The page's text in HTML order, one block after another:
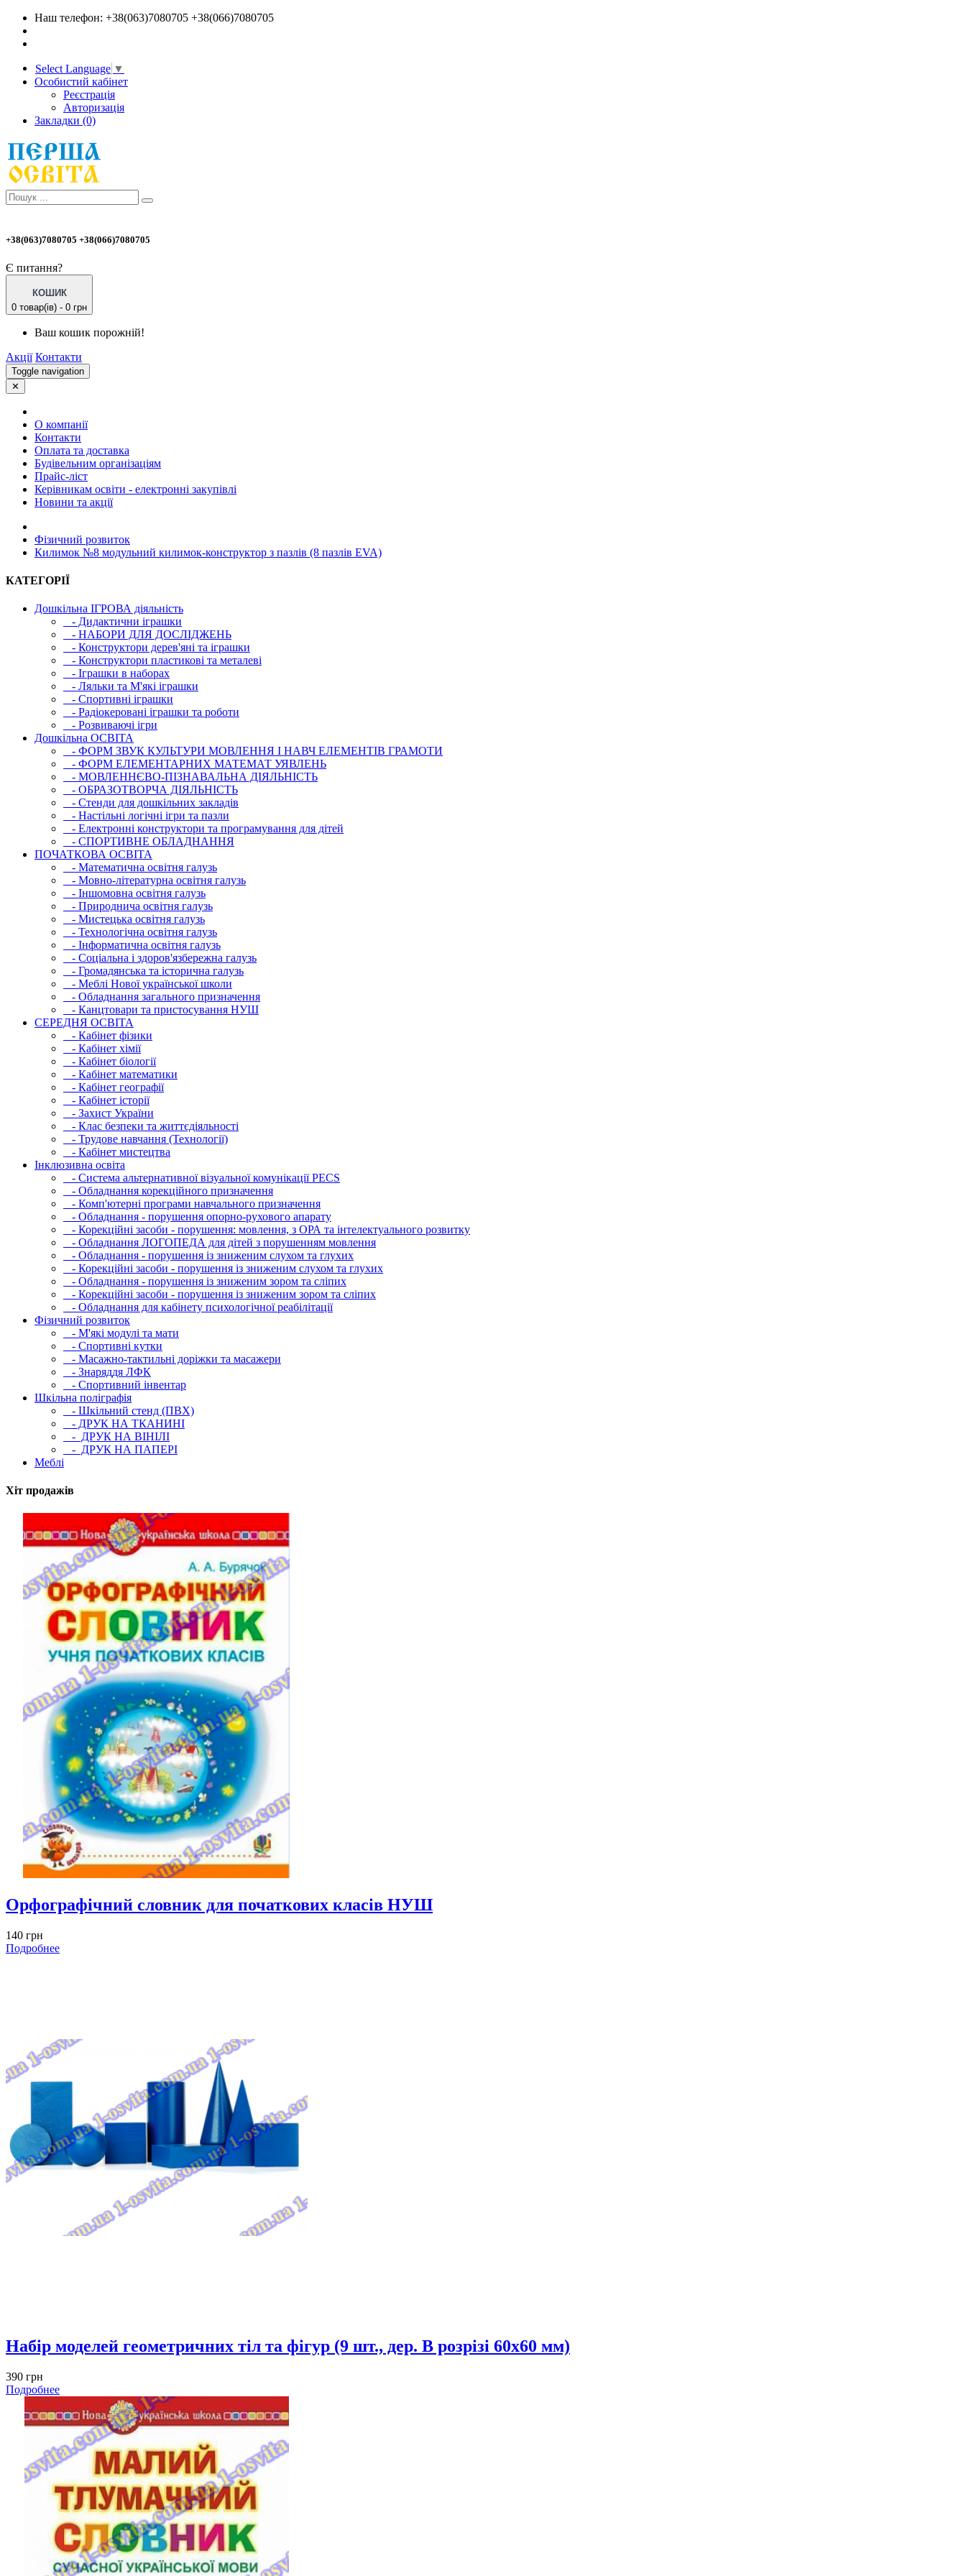
Наш телефон: +38(063)7080705 +38(066)7080705
Select Language ▼
Особистий кабінет
Реєстрація
Авторизація
Закладки (0)
+38(063)7080705 +38(066)7080705
Є питання?
КОШИК
0 товар(ів) - 0 грн
Ваш кошик порожній!
Акції Контакти
Toggle navigation
✕
О компанії
Контакти
Оплата та доставка
Будівельним організаціям
Прайс-ліст
Керівникам освіти - електронні закупівлі
Новини та акції
Фізичний розвиток
Килимок №8 модульний килимок-конструктор з пазлів (8 пазлів ЕVA)
КАТЕГОРІЇ
Дошкільна ІГРОВА діяльність
- Дидактични іграшки
- НАБОРИ ДЛЯ ДОСЛІДЖЕНЬ
- Конструктори дерев'яні та іграшки
- Конструктори пластикові та металеві
- Іграшки в наборах
- Ляльки та М'які іграшки
- Спортивні іграшки
- Радіокеровані іграшки та роботи
- Розвиваючі ігри
Дошкільна ОСВIТА
- ФОРМ ЗВУК КУЛЬТУРИ МОВЛЕННЯ І НАВЧ ЕЛЕМЕНТІВ ГРАМОТИ
- ФОРМ ЕЛЕМЕНТАРНИХ МАТЕМАТ УЯВЛЕНЬ
- МОВЛЕННЄВО-ПІЗНАВАЛЬНА ДІЯЛЬНІСТЬ
- ОБРАЗОТВОРЧА ДІЯЛЬНІСТЬ
- Стенди для дошкільних закладів
- Настільні логічні ігри та пазли
- Електронні конструктори та програмування для дітей
- СПОРТИВНЕ ОБЛАДНАННЯ
ПОЧАТКОВА ОСВIТА
- Математична освітня галузь
- Мовно-літературна освітня галузь
- Iншомовна освітня галузь
- Природнича освітня галузь
- Мистецька освітня галузь
- Технологічна освітня галузь
- Інфopматична освітня галузь
- Соціальна і здоров'язбережна галузь
- Громадянська та історична галузь
- Меблі Нової української школи
- Обладнання загального призначення
- Канцтовари та пристосування НУШ
СЕРЕДНЯ ОСВIТА
- Кабінет фізики
- Кабінет хімії
- Кабінет біології
- Кабінет математики
- Кабінет географії
- Кабінет історії
- Захист України
- Клас безпеки та життєдіяльності
- Трудове навчання (Технології)
- Кабінет мистецтва
Інклюзивна освіта
- Система альтернативної візуальної комунікації PECS
- Обладнання корекційного призначення
- Комп'ютерні програми навчального призначення
- Обладнання - порушення опорно-рухового апарату
- Корекційні засоби - порушення: мовлення, з ОРА та інтелектуального розвитку
- Обладнання ЛОГОПЕДА для дітей з порушенням мовлення
- Обладнання - порушення із зниженим слухом та глухих
- Корекційні засоби - порушення із зниженим слухом та глухих
- Обладнання - порушення із зниженим зором та сліпих
- Корекційні засоби - порушення із зниженим зором та сліпих
- Обладнання для кабінету психологічної реабілітації
Фізичний розвиток
- М'які модулi та мати
- Спортивні кутки
- Масажно-тактильні доріжки та масажери
- Знаряддя ЛФК
- Спортивний інвентар
Шкільна поліграфія
- Шкільний стенд (ПВХ)
- ДРУК НА ТКАНИНІ
- ДРУК НА ВІНІЛІ
- ДРУК НА ПАПЕРІ
Меблі
Хіт продажів
Орфографічний словник для початкових класів НУШ
140 грн
Подробнее
Набір моделей геометричних тіл та фігур (9 шт., дер. В розрізі 60х60 мм)
390 грн
Подробнее